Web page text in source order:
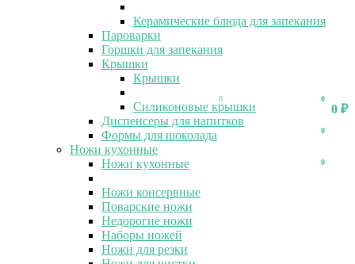
0
0 ₽
0
0
0
Керамические блюда для запекания
Пароварки
Горшки для запекания
Крышки
Крышки
Силиконовые крышки
Диспенсеры для напитков
Формы для шоколада
Ножи кухонные
Ножи кухонные
Ножи консервные
Поварские ножи
Недорогие ножи
Наборы ножей
Ножи для резки